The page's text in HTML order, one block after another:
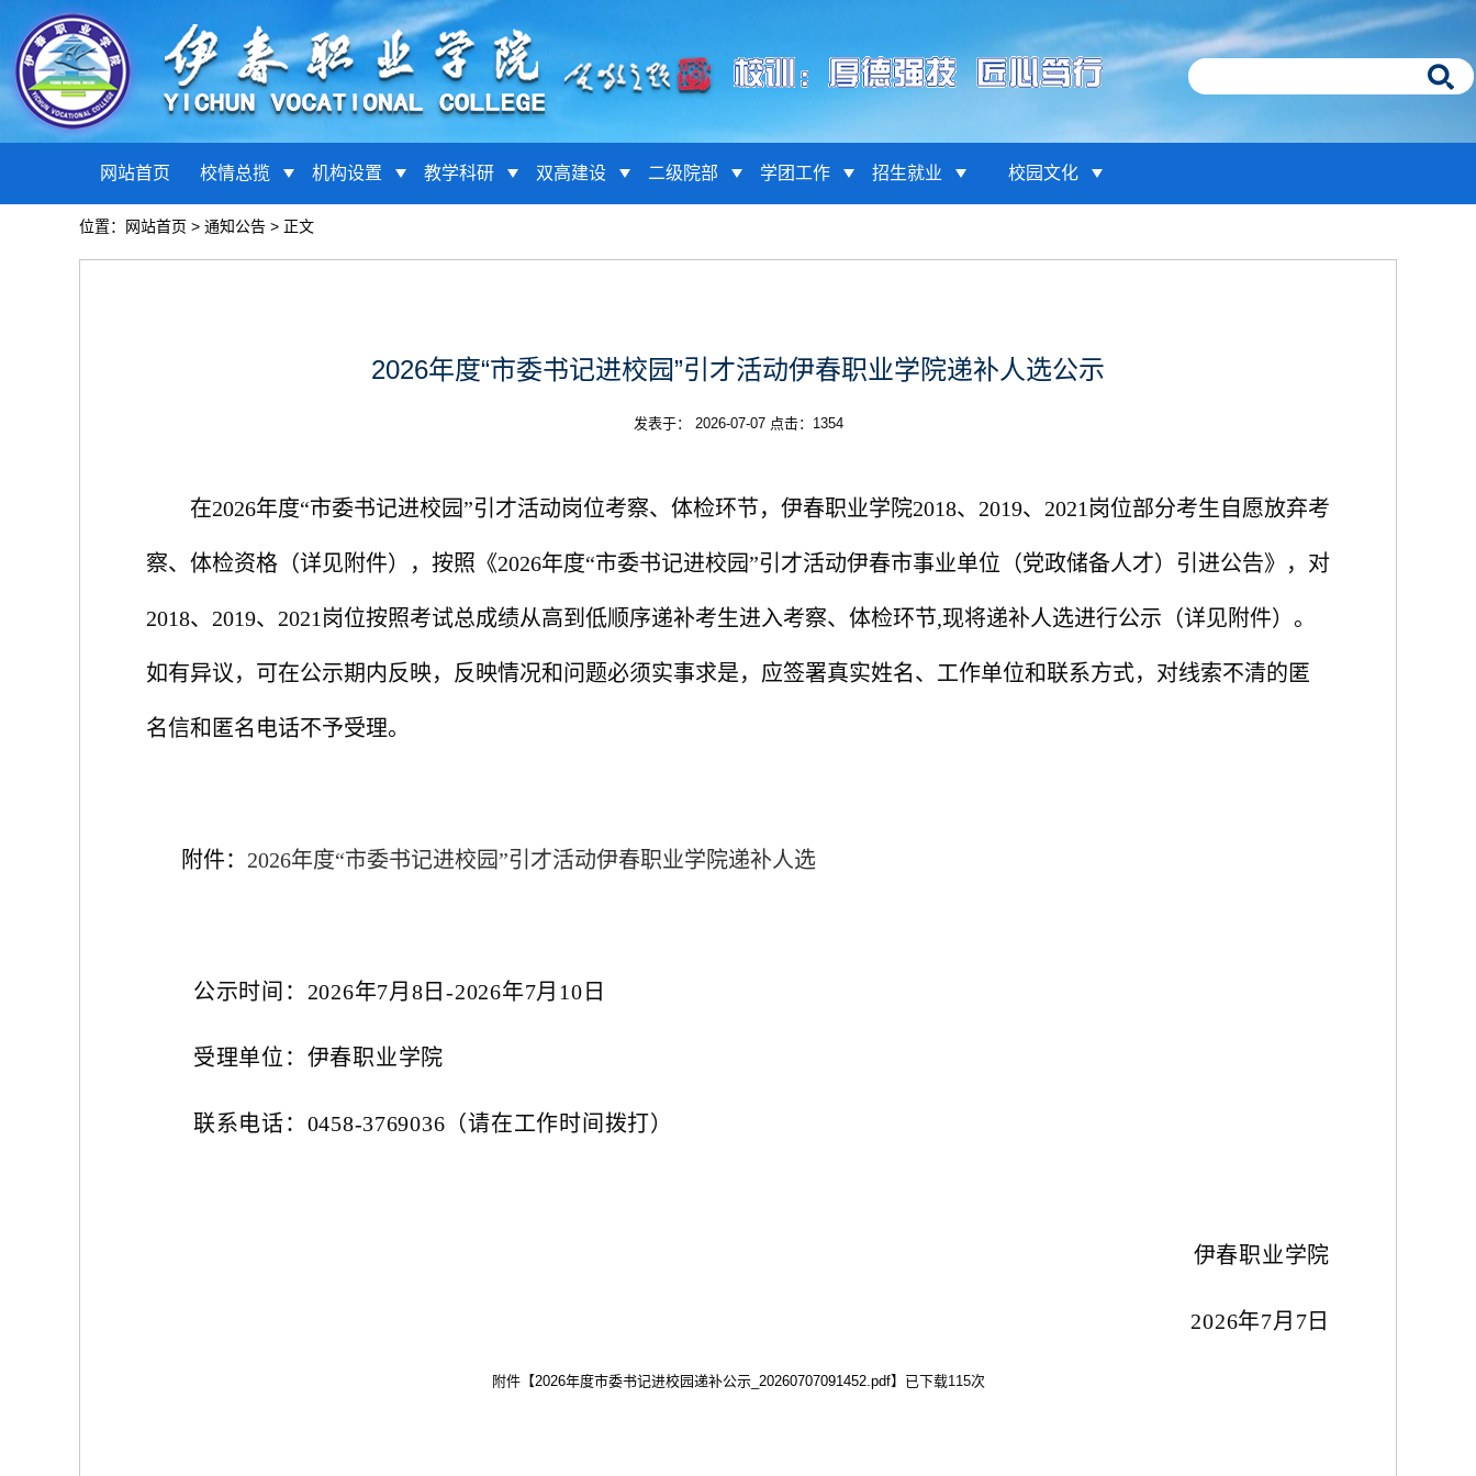
网站首页 校情总揽 机构设置 教学科研 双高建设 二级院部 学团工作 招生就业 校园文化
位置： 网站首页 > 通知公告 > 正文
2026年度“市委书记进校园”引才活动伊春职业学院递补人选公示
发表于： 2026-07-07 点击： 1354
在2026年度“市委书记进校园”引才活动岗位考察、体检环节，伊春职业学院2018、 2019、2021 岗位部分考生自愿放弃考
察、体检资格（详见附件），按照《2026年度“市委书记进校园”引才活动伊春市事业单位（党政储备人才）引进公告》，对
2018、 2019、2021 岗位按照考试总成绩从高到低顺序递补考生进入考察、体检环节,现将递补人选进行公示（详见附件）。
如有异议，可在公示期内反映，反映情况和问题必须实事求是，应签署真实姓名、工作单位和联系方式，对线索不清的匿
名信和匿名电话不予受理。
附件： 2026年度“市委书记进校园”引才活动伊春职业学院递补人选
公示时间： 2026年7月8日-2026年7月10日
受理单位：伊春职业学院
联系电话： 0458-3769036（请在工作时间拨打）
伊春职业学院
2026年7月7日
附件【2026年度市委书记进校园递补公示_20260707091452.pdf】已下载115次